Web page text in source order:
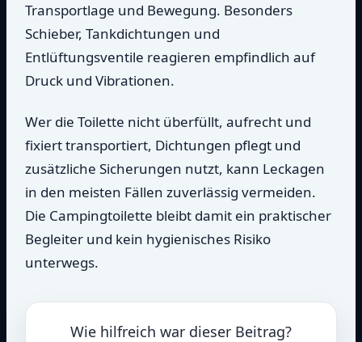
Transportlage und Bewegung. Besonders
Schieber, Tankdichtungen und
Entlüftungsventile reagieren empfindlich auf
Druck und Vibrationen.
Wer die Toilette nicht überfüllt, aufrecht und
fixiert transportiert, Dichtungen pflegt und
zusätzliche Sicherungen nutzt, kann Leckagen
in den meisten Fällen zuverlässig vermeiden.
Die Campingtoilette bleibt damit ein praktischer
Begleiter und kein hygienisches Risiko
unterwegs.
Wie hilfreich war dieser Beitrag?